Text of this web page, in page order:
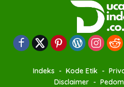
Indeks Kode Etik
Disclaimer